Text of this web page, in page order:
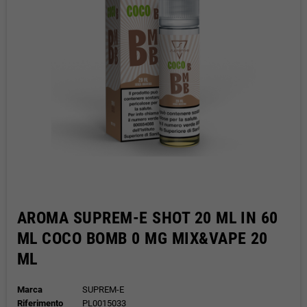
AROMA SUPREM-E SHOT 20 ML IN 60
ML COCO BOMB 0 MG MIX&VAPE 20
ML
Marca
SUPREM-E
Riferimento
PL0015033